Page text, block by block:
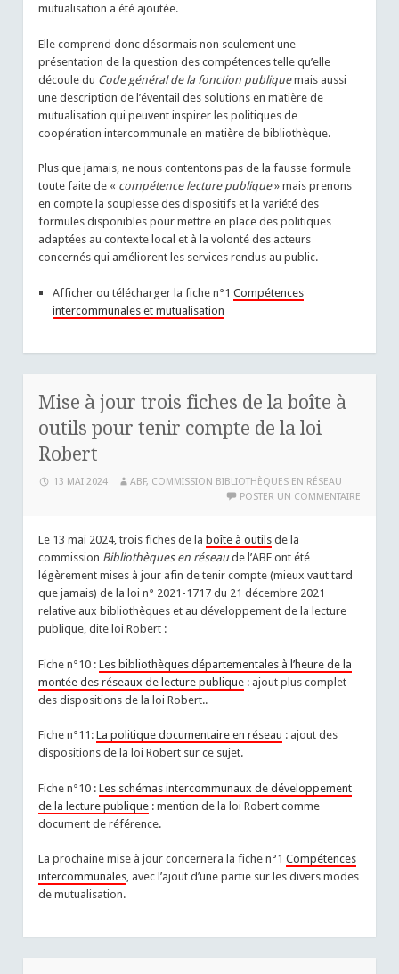
mutualisation a été ajoutée.
Elle comprend donc désormais non seulement une
présentation de la question des compétences telle qu’elle
découle du Code général de la fonction publiquemais aussi
une description de l’éventail des solutions en matière de
mutualisation qui peuvent inspirer les politiques de
coopération intercommunale en matière de bibliothèque.
Plus que jamais, ne nous contentons pas de la fausse formule
toute faite de « compétence lecture publique» mais prenons
en compte la souplesse des dispositifs et la variété des
formules disponibles pour mettre en place des politiques
adaptées au contexte local et à la volonté des acteurs
concernés qui améliorent les services rendus au public.
Afficher ou télécharger la fiche n°1 Compétences
intercommunales et mutualisation
Mise à jour trois fiches de la boîte à
outils pour tenir compte de la loi
Robert
13 MAI 2024
ABF, COMMISSION BIBLIOTHÈQUES EN RÉSEAU
POSTER UN COMMENTAIRE
Le 13 mai 2024, trois fiches de la boîte à outils de la
commission Bibliothèques en réseaude l’ABF ont été
légèrement mises à jour afin de tenir compte (mieux vaut tard
que jamais) de la loi n° 2021-1717 du 21 décembre 2021
relative aux bibliothèques et au développement de la lecture
publique, dite loi Robert :
Fiche n°10 :Les bibliothèques départementales à l’heure de la
montée des réseaux de lecture publique : ajout plus complet
des dispositions de la loi Robert..
Fiche n°11:La politique documentaire en réseau : ajout des
dispositions de la loi Robert sur ce sujet.
Fiche n°10 :Les schémas intercommunaux de développement
de la lecture publique : mention de la loi Robert comme
document de référence.
La prochaine mise à jour concernera la fiche n°1Compétences
intercommunales, avec l’ajout d’une partie sur les divers modes
de mutualisation.